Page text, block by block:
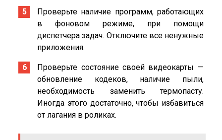
Проверьте наличие программ, работающих
в фоновом режиме, при помощи
диспетчера задач. Отключите все ненужные
приложения.
Проверьте состояние своей видеокарты —
обновление кодеков, наличие пыли,
необходимость заменить термопасту.
Иногда этого достаточно, чтобы избавиться
от лагания в роликах.